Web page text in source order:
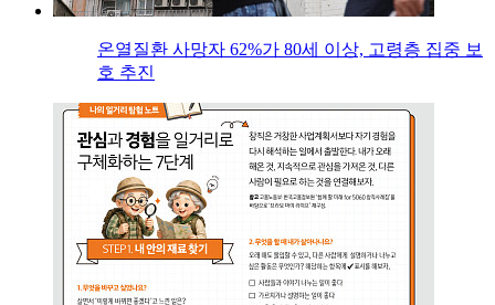
온열질환 사망자 62%가 80세 이상, 고령층 집중 보
호 추진